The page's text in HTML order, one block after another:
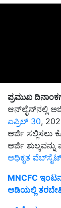
ಪ್ರಮುಖ
ಆನ್‌ಲೈನ್‌ನಲ್ಲಿ
ಏಪ್ರಿಲ್ 30,
ಅರ್ಜಿ ಸಲ್ಲಿಸಲು
ಅರ್ಜಿ
ಅಧಿಕೃತ
MNCFC
ಅಡಿಯಲ್ಲಿ